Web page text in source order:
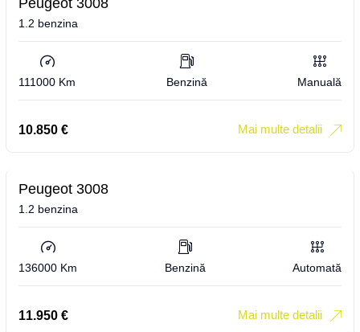
Peugeot 3008
1.2 benzina
111000 Km Benzină Manuală
10.850 € Mai multe detalii
Peugeot 3008
1.2 benzina
136000 Km Benzină Automată
11.950 € Mai multe detalii